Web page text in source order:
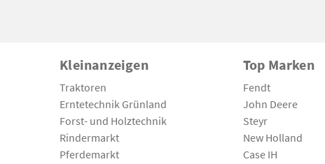
Kleinanzeigen
Traktoren
Erntetechnik Grünland
Forst- und Holztechnik
Rindermarkt
Pferdemarkt
Top Marken
Fendt
John Deere
Steyr
New Holland
Case IH